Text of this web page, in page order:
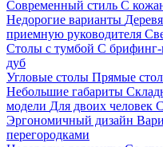
Современный стиль С
Недорогие варианты
приемную руководителя
Столы с тумбой С брифинг-
дуб
Угловые столы Прямые
Небольшие габариты
модели Для двоих человек
Эргономичный дизайн
перегородками